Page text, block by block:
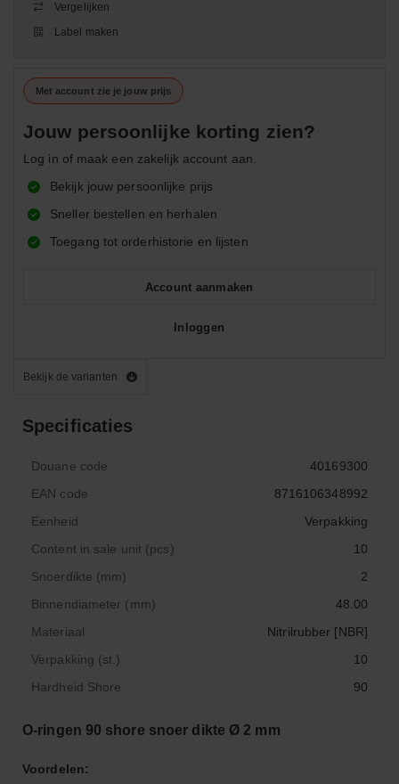
Bekijk de varianten
Specificaties
Douane code
40169300
EAN code
8716106348992
Eenheid
Verpakking
Content in sale unit (pcs)
10
Snoerdikte (mm)
2
Binnendiameter (mm)
48.00
Materiaal
Nitrilrubber [NBR]
Verpakking (st.)
10
Hardheid Shore
90
O-ringen 90 shore snoer dikte Ø 2 mm
Voordelen:
Vergelijken
Label maken
Met account zie je jouw prijs
Jouw persoonlijke korting zien?
Log in of maak een zakelijk account aan.
Bekijk jouw persoonlijke prijs
Sneller bestellen en herhalen
Toegang tot orderhistorie en lijsten
Account aanmaken
Inloggen